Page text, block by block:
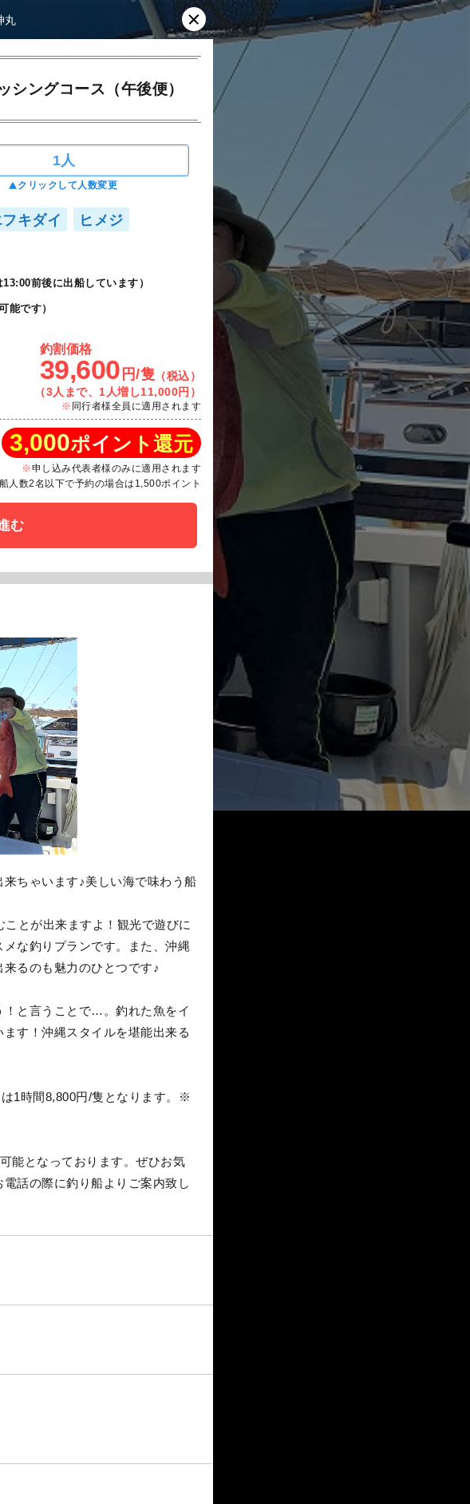
丸
ングコース（午後便）
1人
クリックして人数変更
キダイ
ヒメジ
前後に出船しています）
能です）
釣割価格
39,600 円/隻 （税込）
（3人まで、1人増し11,000円）
同行者様全員に適用されます
3,000ポイント還元
申し込み代表者様のみに適用されます
人数2名以下で予約の場合は1,500ポイント
む
ちゃいます♪美しい海で味わう船
とが出来ますよ！観光で遊びに
な釣りプランです。また、沖縄
るのも魅力のひとつです♪
！と言うことで…。釣れた魚をイ
す！沖縄スタイルを堪能出来る
1時間8,800円/隻となります。※
能となっております。ぜひお気
話の際に釣り船よりご案内致し